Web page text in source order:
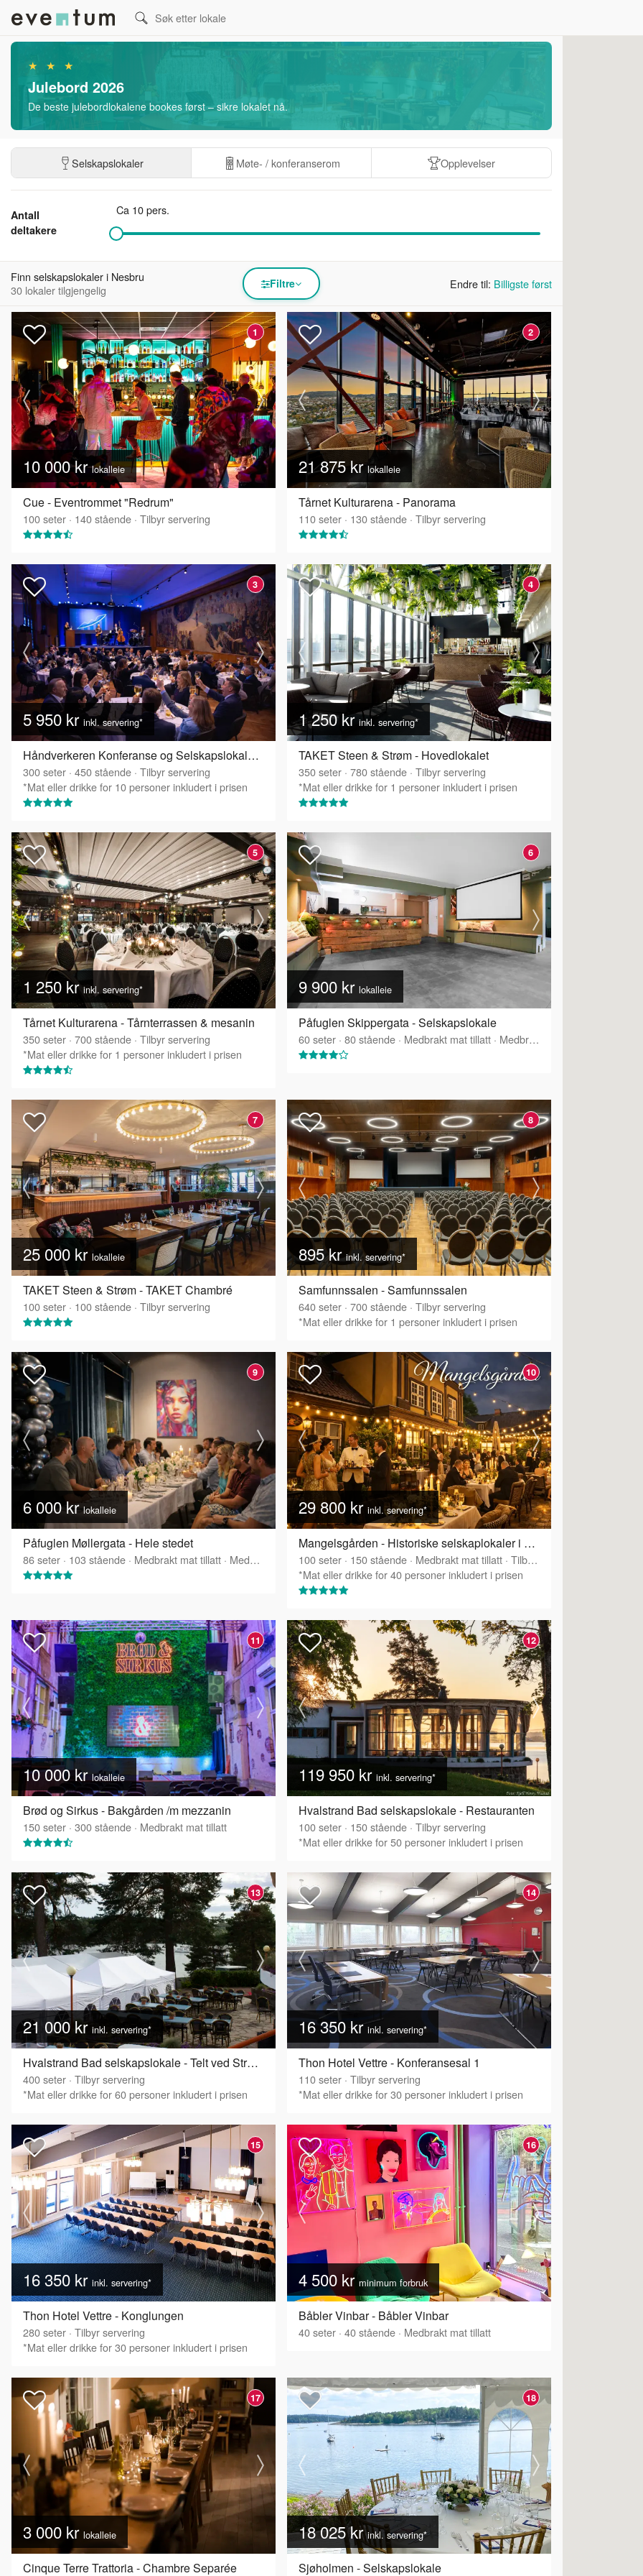
★ ★ ★
Julebord 2026
De beste julebordlokalene bookes først – sikre lokalet nå.
Selskapslokaler Møte- / konferanserom Opplevelser
Antall
deltakere
Ca 10 pers.
Finn selskapslokaler i Nesbru
30 lokaler tilgjengelig
Filtre Endre til: Billigste først
1
10 000 krlokalleie
Cue - Eventrommet "Redrum"
100seter · 140stående · Tilbyr servering
2
21 875 krlokalleie
Tårnet Kulturarena - Panorama
110seter · 130stående · Tilbyr servering
3
5 950 kr inkl. servering*
Håndverkeren Konferanse og Selskapslokaler - Festsalen
300seter · 450stående · Tilbyr servering
*Mat eller drikke for 10 personer inkludert i prisen
4
1 250 krinkl. servering*
TAKET Steen & Strøm - Hovedlokalet
350seter · 780stående · Tilbyr servering
*Mat eller drikke for 1 personer inkludert i prisen
5
1 250 krinkl. servering*
Tårnet Kulturarena - Tårnterrassen & mesanin
350seter · 700stående · Tilbyr servering
*Mat eller drikke for 1 personer inkludert i prisen
6
9 900 kr lokalleie
Påfuglen Skippergata - Selskapslokale
60seter · 80stående · Medbrakt mat tillatt · Medbrakt drikke tillatt
7
25 000 kr lokalleie
TAKET Steen & Strøm - TAKET Chambré
100seter · 100stående · Tilbyr servering
8
895 krinkl. servering*
Samfunnssalen - Samfunnssalen
640seter · 700stående · Tilbyr servering
*Mat eller drikke for 1 personer inkludert i prisen
9
6 000 krlokalleie
Påfuglen Møllergata - Hele stedet
86seter · 103 stående · Medbrakt mat tillatt · Medbrakt drikke tillatt ·Tilbyr servering
10
29 800 kr inkl. servering*
Mangelsgården - Historiske selskaplokaler i Oslo sentrum
100seter · 150stående · Medbrakt mat tillatt · Tilbyr servering
*Mat eller drikke for 40 personer inkludert i prisen
11
10 000 kr lokalleie
Brød og Sirkus - Bakgården /m mezzanin
150seter · 300stående · Medbrakt mat tillatt
12
119 950 kr inkl. servering*
Hvalstrand Bad selskapslokale - Restauranten
100seter · 150stående · Tilbyr servering
*Mat eller drikke for 50 personer inkludert i prisen
13
21 000 krinkl. servering*
Hvalstrand Bad selskapslokale - Telt ved Strandkanten
400seter · Tilbyr servering
*Mat eller drikke for 60 personer inkludert i prisen
14
16 350 krinkl. servering*
Thon Hotel Vettre - Konferansesal 1
110seter · Tilbyr servering
*Mat eller drikke for 30 personer inkludert i prisen
15
16 350 kr inkl. servering*
Thon Hotel Vettre - Konglungen
280seter · Tilbyr servering
*Mat eller drikke for 30 personer inkludert i prisen
16
4 500 krminimum forbruk
Båbler Vinbar - Båbler Vinbar
40seter · 40stående · Medbrakt mat tillatt
17
3 000 kr lokalleie
Cinque Terre Trattoria - Chambre Separée
18
18 025 krinkl. servering*
Sjøholmen - Selskapslokale